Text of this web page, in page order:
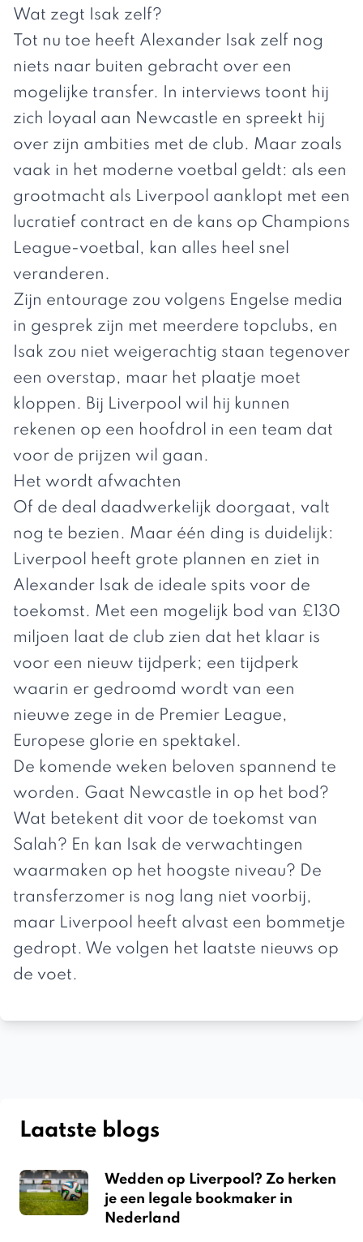
Wat zegt Isak zelf?
Tot nu toe heeft Alexander Isak zelf nog
niets naar buiten gebracht over een
mogelijke transfer. In interviews toont hij
zich loyaal aan Newcastle en spreekt hij
over zijn ambities met de club. Maar zoals
vaak in het moderne voetbal geldt: als een
grootmacht als Liverpool aanklopt met een
lucratief contract en de kans op Champions
League-voetbal, kan alles heel snel
veranderen.
Zijn entourage zou volgens Engelse media
in gesprek zijn met meerdere topclubs, en
Isak zou niet weigerachtig staan tegenover
een overstap, maar het plaatje moet
kloppen. Bij Liverpool wil hij kunnen
rekenen op een hoofdrol in een team dat
voor de prijzen wil gaan.
Het wordt afwachten
Of de deal daadwerkelijk doorgaat, valt
nog te bezien. Maar één ding is duidelijk:
Liverpool heeft grote plannen en ziet in
Alexander Isak de ideale spits voor de
toekomst. Met een mogelijk bod van £130
miljoen laat de club zien dat het klaar is
voor een nieuw tijdperk; een tijdperk
waarin er gedroomd wordt van een
nieuwe zege in de Premier League,
Europese glorie en spektakel.
De komende weken beloven spannend te
worden. Gaat Newcastle in op het bod?
Wat betekent dit voor de toekomst van
Salah? En kan Isak de verwachtingen
waarmaken op het hoogste niveau? De
transferzomer is nog lang niet voorbij,
maar Liverpool heeft alvast een bommetje
gedropt. We volgen het laatste nieuws op
de voet.
Laatste blogs
Wedden op Liverpool? Zo herken
je een legale bookmaker in
Nederland